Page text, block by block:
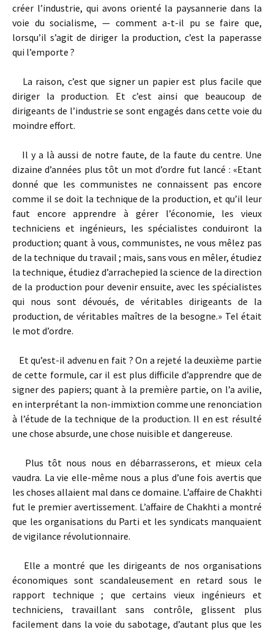
créer l’industrie, qui avons orienté la paysannerie dans la
voie du socialisme, — comment a-­t-­il pu se faire que,
lorsqu’il s’agit de diriger la production, c’est la paperasse
qui l’emporte ?
La raison, c’est que signer un papier est plus facile que
diriger la production. Et c’est ainsi que beaucoup de
dirigeants de l’industrie se sont engagés dans cette voie du
moindre effort.
Il y a là aussi de notre faute, de la faute du centre. Une
dizaine d’années plus tôt un mot d’ordre fut lancé : «Etant
donné que les communistes ne connaissent pas encore
comme il se doit la technique de la production, et qu’il leur
faut encore apprendre à gérer l’économie, les vieux
techniciens et ingénieurs, les spécialistes conduiront la
production; quant à vous, communistes, ne vous mêlez pas
de la technique du travail ; mais, sans vous en mêler, étudiez
la technique, étudiez d’arrache­pied la science de la direction
de la production pour devenir ensuite, avec les spécialistes
qui nous sont dévoués, de véritables dirigeants de la
production, de véritables maîtres de la besogne.» Tel était
le mot d’ordre.
Et qu’est-­il advenu en fait ? On a rejeté la deuxième partie
de cette formule, car il est plus difficile d’apprendre que de
signer des papiers; quant à la première partie, on l’a avilie,
en interprétant la non-­immixtion comme une renonciation
à l’étude de la technique de la production. Il en est résulté
une chose absurde, une chose nuisible et dangereuse.
Plus tôt nous nous en débarrasserons, et mieux cela
vaudra. La vie elle­-même nous a plus d’une fois avertis que
les choses allaient mal dans ce domaine. L’affaire de Chakhti
fut le premier avertissement. L’affaire de Chakhti a montré
que les organisations du Parti et les syndicats manquaient
de vigilance révolutionnaire.
Elle a montré que les dirigeants de nos organisations
économiques sont scandaleusement en retard sous le
rapport technique ; que certains vieux ingénieurs et
techniciens, travaillant sans contrôle, glissent plus
facilement dans la voie du sabotage, d’autant plus que les